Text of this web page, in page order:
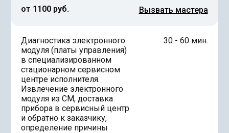
от 1100 руб.
Вызвать мастера
Диагностика электронного
модуля (платы управления)
в специализированном
стационарном сервисном
центре исполнителя.
Извлечение электронного
модуля из СМ, доставка
прибора в сервисный центр
и обратно к заказчику,
определение причины
30 - 60 мин.